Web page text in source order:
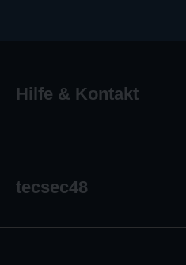
Hilfe & Kontakt
tecsec48